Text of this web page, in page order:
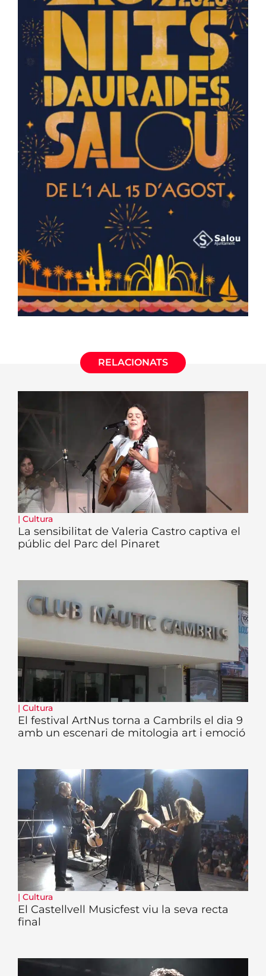
RELACIONATS
| Cultura
La sensibilitat de Valeria Castro captiva el
públic del Parc del Pinaret
| Cultura
El festival ArtNus torna a Cambrils el dia 9
amb un escenari de mitologia art i emoció
| Cultura
El Castellvell Musicfest viu la seva recta
final